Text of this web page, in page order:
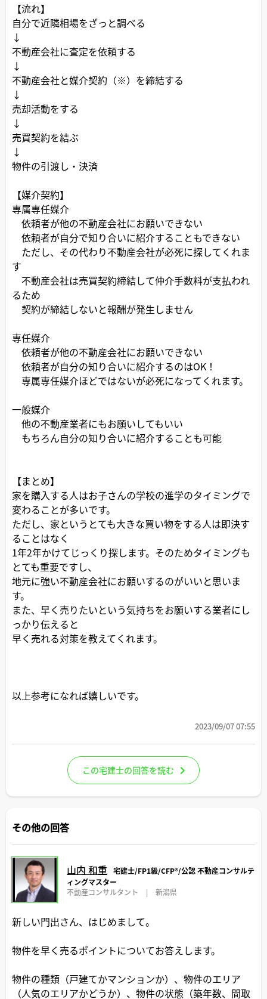
【流れ】
自分で近隣相場をざっと調べる
↓
不動産会社に査定を依頼する
↓
不動産会社と媒介契約（※）を締結する
↓
売却活動をする
↓
売買契約を結ぶ
↓
物件の引渡し・決済
【媒介契約】
専属専任媒介
依頼者が他の不動産会社にお願いできない
依頼者が自分で知り合いに紹介することもできない
ただし、その代わり不動産会社が必死に探してくれま
す
不動産会社は売買契約締結して仲介手数料が支払われ
るため
契約が締結しないと報酬が発生しません
専任媒介
依頼者が他の不動産会社にお願いできない
依頼者が自分の知り合いに紹介するのはOK！
専属専任媒介ほどではないが必死になってくれます。
一般媒介
他の不動産業者にもお願いしてもいい
もちろん自分の知り合いに紹介することも可能
【まとめ】
家を購入する人はお子さんの学校の進学のタイミングで
変わることが多いです。
ただし、家というとても大きな買い物をする人は即決す
ることはなく
1年2年かけてじっくり探します。そのためタイミングも
とても重要ですし、
地元に強い不動産会社にお願いするのがいいと思いま
す。
また、早く売りたいという気持ちをお願いする業者にし
っかり伝えると
早く売れる対策を教えてくれます。
以上参考になれば嬉しいです。
2023/09/07 07:55
この宅建士の回答を読む
その他の回答
山内 和重
宅建士/FP1級/CFP®️/公認 不動産コンサルテ
ィングマスター
不動産コンサルタント
| 新潟県
新しい門出さん、はじめまして。
物件を早く売るポイントについてお答えします。
物件の種類（戸建てかマンションか）、物件のエリア
（人気のエリアかどうか）、物件の状態（築年数、間取